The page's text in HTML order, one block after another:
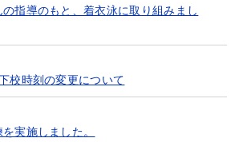
の指導のもと、着衣泳に取り組みまし
校時刻の変更について
実施しました。